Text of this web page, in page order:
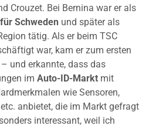
Crouzet. Bei Bernina war er als
Schweden und später als
tätig. Als er beim TSC
war, kam er zum ersten
und erkannte, dass das
im Auto-ID-Markt mit
wie Sensoren,
etc. anbietet, die im Markt gefragt
interessant, weil ich